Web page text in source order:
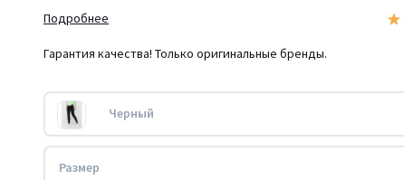
Подробнее
Гарантия качества! Только оригинальные бренды.
Черный
Размер